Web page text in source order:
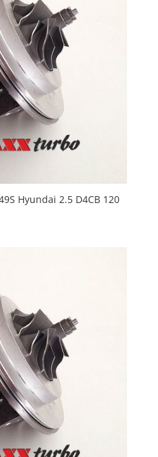
Hyundai 2.5 D4CB 120